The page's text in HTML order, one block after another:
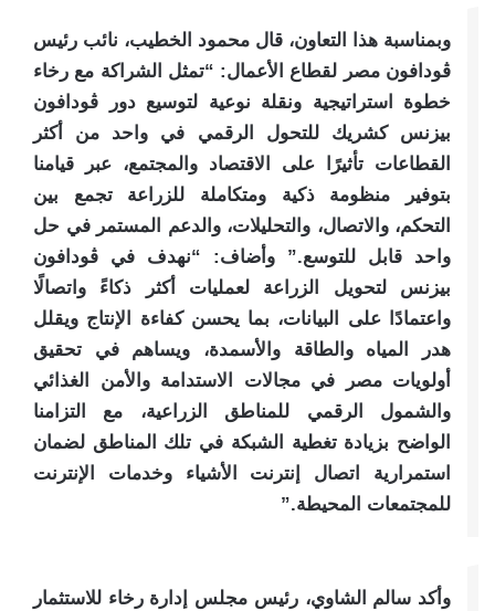
وبمناسبة هذا التعاون، قال محمود الخطيب، نائب رئيس
ڤودافون مصر لقطاع الأعمال: “تمثل الشراكة مع رخاء
خطوة استراتيجية ونقلة نوعية لتوسيع دور ڤودافون
بيزنس كشريك للتحول الرقمي في واحد من أكثر
القطاعات تأثيرًا على الاقتصاد والمجتمع، عبر قيامنا
بتوفير منظومة ذكية ومتكاملة للزراعة تجمع بين
التحكم، والاتصال، والتحليلات، والدعم المستمر في حل
واحد قابل للتوسع.” وأضاف: “نهدف في ڤودافون
بيزنس لتحويل الزراعة لعمليات أكثر ذكاءً واتصالًا
واعتمادًا على البيانات، بما يحسن كفاءة الإنتاج ويقلل
هدر المياه والطاقة والأسمدة، ويساهم في تحقيق
أولويات مصر في مجالات الاستدامة والأمن الغذائي
والشمول الرقمي للمناطق الزراعية، مع التزامنا
الواضح بزيادة تغطية الشبكة في تلك المناطق لضمان
استمرارية اتصال إنترنت الأشياء وخدمات الإنترنت
للمجتمعات المحيطة.”​
وأكد سالم الشاوي، رئيس مجلس إدارة رخاء للاستثمار